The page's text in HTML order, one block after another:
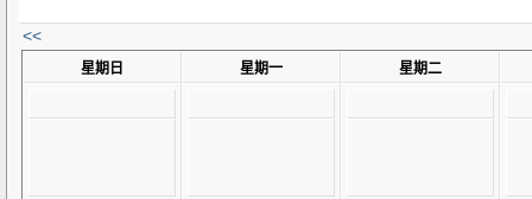
<<
星期日 星期一 星期二